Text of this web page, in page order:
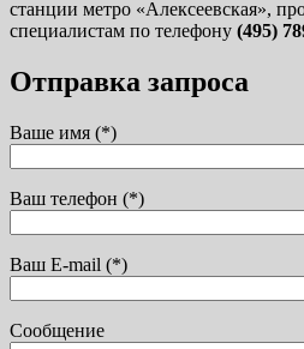
станции метро «Алексеевская»,
специалистам по телефону (495)
Отправка запроса
Ваше имя (*)
Ваш телефон (*)
Ваш E-mail (*)
Сообщение